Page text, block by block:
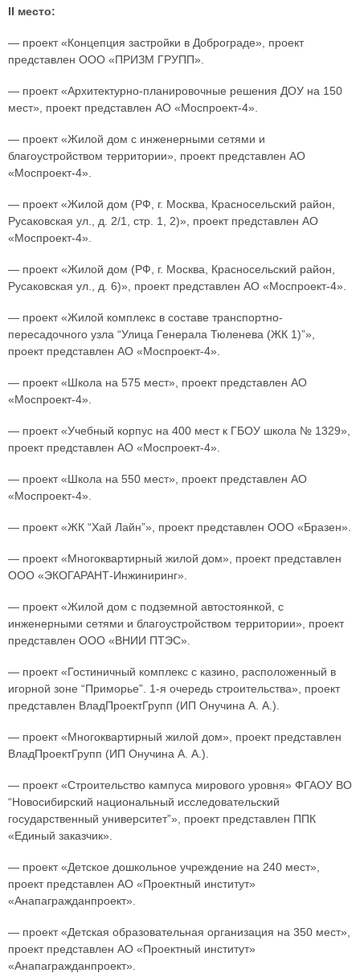
II место:
— проект «Концепция застройки в Доброграде», проект
представлен ООО «ПРИЗМ ГРУПП».
— проект «Архитектурно-планировочные решения ДОУ на 150
мест», проект представлен АО «Моспроект-4».
— проект «Жилой дом с инженерными сетями и
благоустройством территории», проект представлен АО
«Моспроект-4».
— проект «Жилой дом (РФ, г. Москва, Красносельский район,
Русаковская ул., д. 2/1, стр. 1, 2)», проект представлен АО
«Моспроект-4».
— проект «Жилой дом (РФ, г. Москва, Красносельский район,
Русаковская ул., д. 6)», проект представлен АО «Моспроект-4».
— проект «Жилой комплекс в составе транспортно-
пересадочного узла “Улица Генерала Тюленева (ЖК 1)”»,
проект представлен АО «Моспроект-4».
— проект «Школа на 575 мест», проект представлен АО
«Моспроект-4».
— проект «Учебный корпус на 400 мест к ГБОУ школа № 1329»,
проект представлен АО «Моспроект-4».
— проект «Школа на 550 мест», проект представлен АО
«Моспроект-4».
— проект «ЖК “Хай Лайн”», проект представлен ООО «Бразен».
— проект «Многоквартирный жилой дом», проект представлен
ООО «ЭКОГАРАНТ-Инжиниринг».
— проект «Жилой дом с подземной автостоянкой, с
инженерными сетями и благоустройством территории», проект
представлен ООО «ВНИИ ПТЭС».
— проект «Гостиничный комплекс с казино, расположенный в
игорной зоне “Приморье”. 1-я очередь строительства», проект
представлен ВладПроектГрупп (ИП Онучина А. А.).
— проект «Многоквартирный жилой дом», проект представлен
ВладПроектГрупп (ИП Онучина А. А.).
— проект «Строительство кампуса мирового уровня» ФГАОУ ВО
“Новосибирский национальный исследовательский
государственный университет”», проект представлен ППК
«Единый заказчик».
— проект «Детское дошкольное учреждение на 240 мест»,
проект представлен АО «Проектный институт»
«Анапагражданпроект».
— проект «Детская образовательная организация на 350 мест»,
проект представлен АО «Проектный институт»
«Анапагражданпроект».